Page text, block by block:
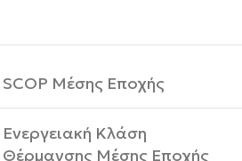
SCOP Μέσης Εποχής
Ενεργειακή Κλάση
Θέρμανσης Μέσης Εποχής